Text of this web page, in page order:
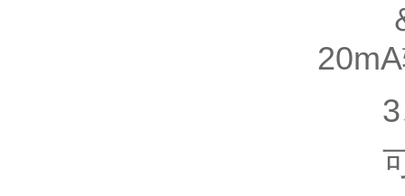
＆
3、
可